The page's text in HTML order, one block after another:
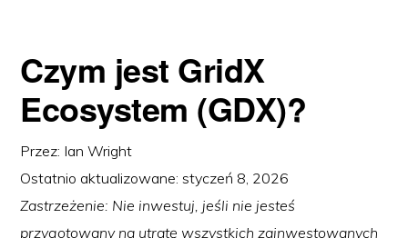
Czym jest GridX
Ecosystem (GDX)?
Przez: Ian Wright
Ostatnio aktualizowane:styczeń 8, 2026
Zastrzeżenie: Nie inwestuj, jeśli nie jesteś
przygotowany na utratę wszystkich zainwestowanych